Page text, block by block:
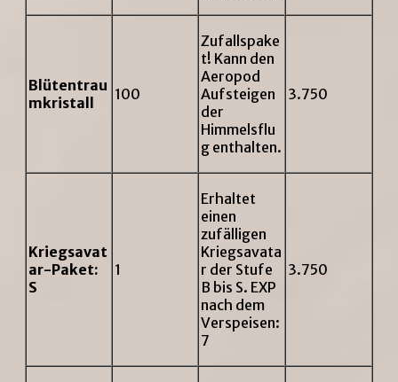
Blütentrau
mkristall
100
Zufallspake
t! Kann den
Aeropod
Aufsteigen
der
Himmelsflu
g enthalten.
3.750
Kriegsavat
ar-Paket:
S
1
Erhaltet
einen
zufälligen
Kriegsavata
r der Stufe
B bis S. EXP
nach dem
Verspeisen:
7
3.750